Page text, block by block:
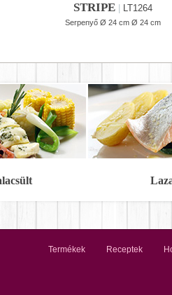
STRIPE LT1264
Serpenyő Ø 24 cm Ø 24 cm
Termékek Receptek